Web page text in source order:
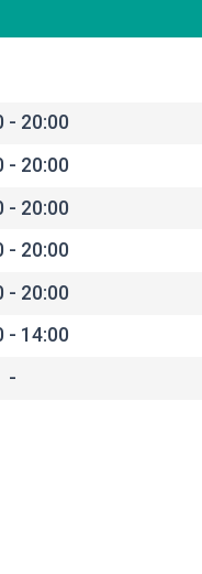
- 20:00
- 20:00
- 20:00
- 20:00
- 20:00
- 14:00
-